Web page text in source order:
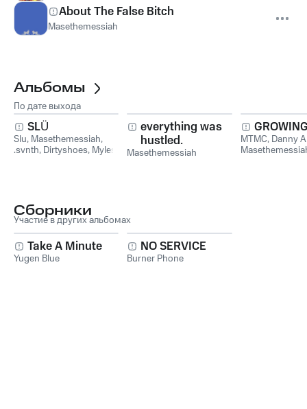
About The False Bitch
Masethemessiah
Альбомы
По дате выхода
SLÜ
Slu, Masethemessiah,
.svnth, Dirtyshoes, Myles
everything was
hustled.
Masethemessiah
MTMC, Danny
Сборники
Участие в других альбомах
Take A Minute
Yugen Blue
NO SERVICE
Burner Phone